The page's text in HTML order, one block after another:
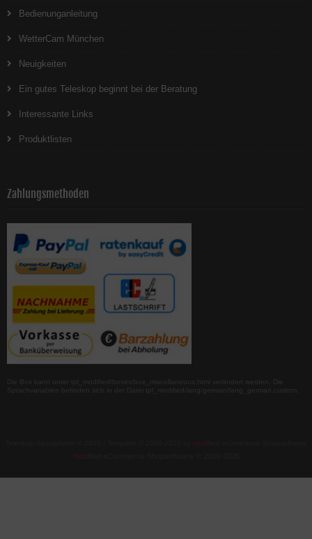
Bedienunganleitung
WetterCam München
Neuigkeiten
Ein gutes Teleskop beginnt bei der Beratung
Interessante Links
Produktlisten
Zahlungsmethoden
Die Box kann unter tpl_modified/boxes/box_miscellaneous.html verändert werden. Die
Sprachvariablen befinden sich in der Datei tpl_modified/lang/german/lang_german.custom.
mod
mod